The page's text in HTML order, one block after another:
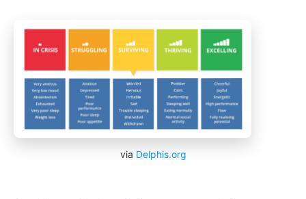
via Delphis.org